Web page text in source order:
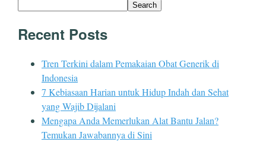
Search
Recent Posts
Tren Terkini dalam Pemakaian Obat Generik di
Indonesia
7 Kebiasaan Harian untuk Hidup Indah dan Sehat
yang Wajib Dijalani
Mengapa Anda Memerlukan Alat Bantu Jalan?
Temukan Jawabannya di Sini